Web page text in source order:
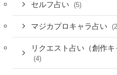
セルフ占い (5)
マジカプロキャラ占い
リクエスト占い（創作キ
(4)